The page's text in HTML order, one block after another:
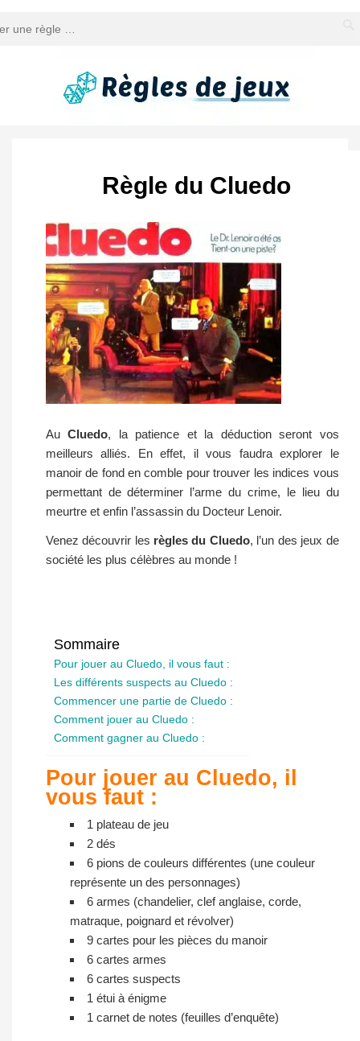
Règle du Cluedo
AuCluedo, la patience et la déduction seront vos
meilleurs alliés. En effet, il vous faudra explorer le
manoir de fond en comble pour trouver les indices vous
permettant de déterminer l’arme du crime, le lieu du
meurtre et enfin l’assassin du Docteur Lenoir.
Venez découvrir les règles du Cluedo, l’un des jeux de
société les plus célèbres au monde !
Sommaire
Pour jouer au Cluedo, il vous faut :
Les différents suspects au Cluedo :
Commencer une partie de Cluedo :
Comment jouer au Cluedo :
Comment gagner au Cluedo :
Pour jouer au Cluedo, il
vous faut :
1 plateau de jeu
2 dés
6 pions de couleurs différentes (une couleur
représente un des personnages)
6 armes (chandelier, clef anglaise, corde,
matraque, poignard et révolver)
9 cartes pour les pièces du manoir
6 cartes armes
6 cartes suspects
1 étui à énigme
1 carnet de notes (feuilles d’enquête)